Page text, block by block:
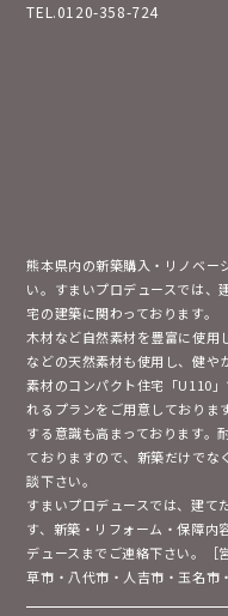
TEL.0120-358-724
熊本県内の新築購入・リノベー
い。すまいプロデュースでは、
宅の建築に関わっております。
木材など自然素材を豊富に使
などの天然素材も使用し、健や
素材のコンパクト住宅「U110
れるプランをご用意しておりま
する意識も高まっております。
ておりますので、新築だけでな
談下さい。
すまいプロデュースでは、建て
す、新築・リフォーム・保障内
デュースまでご連絡下さい。［
草市・八代市・人吉市・玉名市